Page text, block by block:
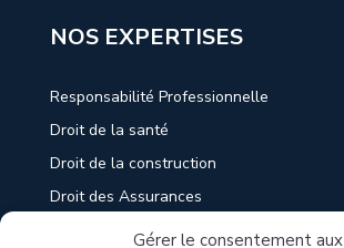
Gérer le consentement aux
NOS EXPERTISES
Responsabilité Professionnelle
Droit de la santé
Droit de la construction
Droit des Assurances
Droit du travail